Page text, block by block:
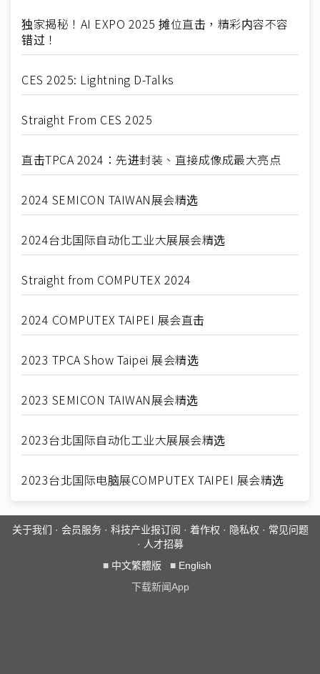
独家揭秘！AI EXPO 2025 摊位直击，精彩内容不容
错过！
CES 2025: Lightning D-Talks
Straight From CES 2025
直击TPCA 2024：先进封装、直接成像成最大亮点
2024 SEMICON TAIWAN展会精选
2024台北国际自动化工业大展展会精选
Straight from COMPUTEX 2024
2024 COMPUTEX TAIPEI 展会直击
2023 TPCA Show Taipei 展会精选
2023 SEMICON TAIWAN展会精选
2023台北国际自动化工业大展展会精选
2023台北国际电脑展COMPUTEX TAIPEI 展会精选
关于我们 · 会员服务· 科技产业报订阅 · 着作权 · 隐私权 · 常见问题
· 人才招募
■ 中文繁體版 ■ English
下载新闻App